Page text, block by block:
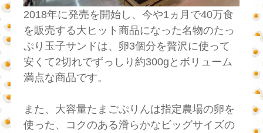
2018年に発売を開始し、今や1ヵ月で40万食
を販売する大ヒット商品になった名物のたっ
ぷり玉子サンドは、卵3個分を贅沢に使って
安くて2切れでずっしり約300gとボリューム
満点な商品です。
また、大容量たまごぷりんは指定農場の卵を
使った、コクのある滑らかなビッグサイズの